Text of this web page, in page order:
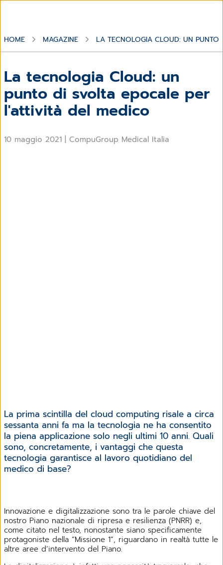
HOME MAGAZINE LA TECNOLOGIA CLOUD: UN PUNTO
La tecnologia Cloud: un
punto di svolta epocale per
l'attività del medico
10 maggio 2021 CompuGroup Medical Italia
La prima scintilla del cloud computing risale a circa
sessanta anni fa ma la tecnologia ne ha consentito
la piena applicazione solo negli ultimi 10 anni. Quali
sono, concretamente, i vantaggi che questa
tecnologia garantisce al lavoro quotidiano del
medico di base?
Innovazione e digitalizzazione sono tra le parole chiave del
nostro Piano nazionale di ripresa e resilienza (PNRR) e,
come citato nel testo, nonostante siano specificamente
protagoniste della “Missione 1”, riguardano in realtà tutte le
altre aree d’intervento del Piano.